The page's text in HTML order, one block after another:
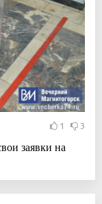
1 3
заявки на